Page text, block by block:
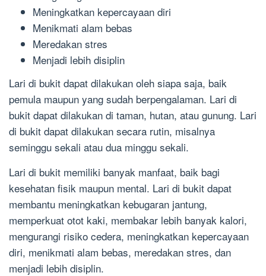
Meningkatkan kepercayaan diri
Menikmati alam bebas
Meredakan stres
Menjadi lebih disiplin
Lari di bukit dapat dilakukan oleh siapa saja, baik
pemula maupun yang sudah berpengalaman. Lari di
bukit dapat dilakukan di taman, hutan, atau gunung. Lari
di bukit dapat dilakukan secara rutin, misalnya
seminggu sekali atau dua minggu sekali.
Lari di bukit memiliki banyak manfaat, baik bagi
kesehatan fisik maupun mental. Lari di bukit dapat
membantu meningkatkan kebugaran jantung,
memperkuat otot kaki, membakar lebih banyak kalori,
mengurangi risiko cedera, meningkatkan kepercayaan
diri, menikmati alam bebas, meredakan stres, dan
menjadi lebih disiplin.